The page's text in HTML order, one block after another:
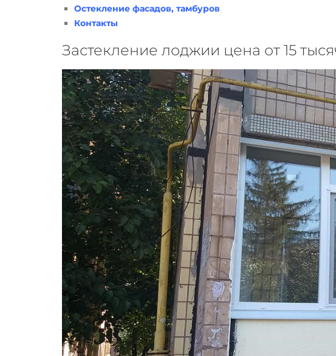
Остекление фасадов, тамбуров
Контакты
Застекление лоджии цена от 15